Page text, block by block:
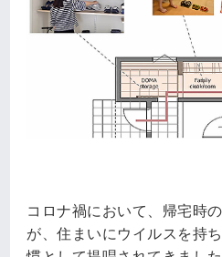
コロナ禍において、帰宅時
が、住まいにウイルスを持